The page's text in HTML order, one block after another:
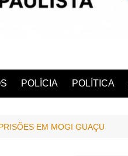
POLÍCIA POLÍTICA
EM MOGI GUAÇU